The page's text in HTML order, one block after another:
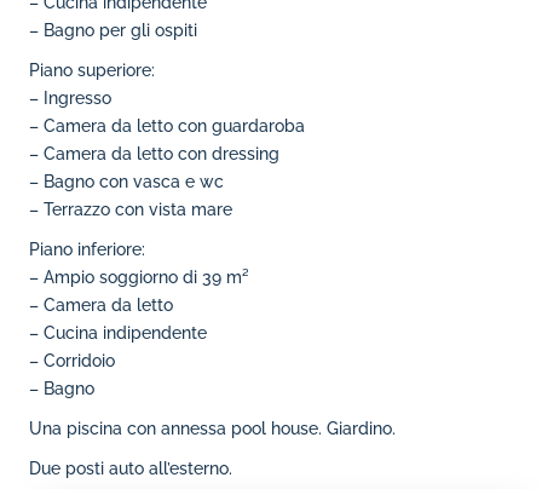
– Bagno per gli ospiti
Piano superiore:
– Ingresso
– Camera da letto con guardaroba
– Camera da letto con dressing
– Bagno con vasca e wc
– Terrazzo con vista mare
Piano inferiore:
– Ampio soggiorno di 39 m²
– Camera da letto
– Cucina indipendente
– Corridoio
– Bagno
Una piscina con annessa pool house. Giardino.
Due posti auto all’esterno.